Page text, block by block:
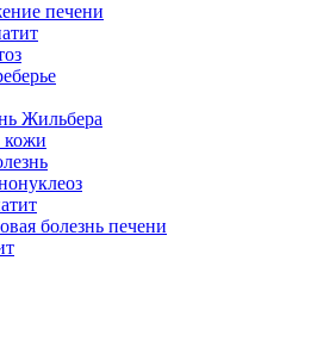
печени
Жильбера
кожи
болезнь печени